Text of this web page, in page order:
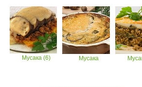
Мусака (6) Мусака